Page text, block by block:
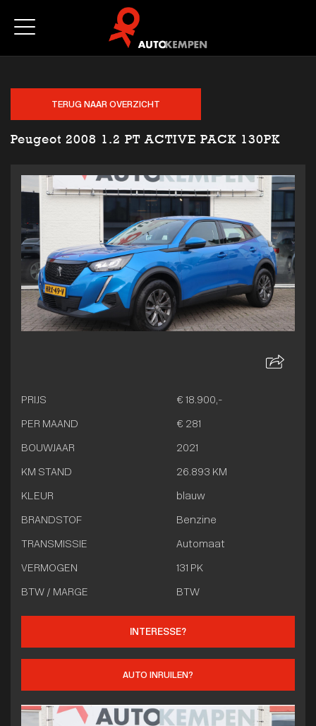
TERUG NAAR OVERZICHT
Peugeot 2008 1.2 PT ACTIVE PACK 130PK
PRIJS € 18.900,-
PER MAAND € 281
BOUWJAAR 2021
KM STAND 26.893 KM
KLEUR blauw
BRANDSTOF Benzine
TRANSMISSIE Automaat
VERMOGEN 131 PK
BTW / MARGE BTW
INTERESSE?
AUTO INRUILEN?